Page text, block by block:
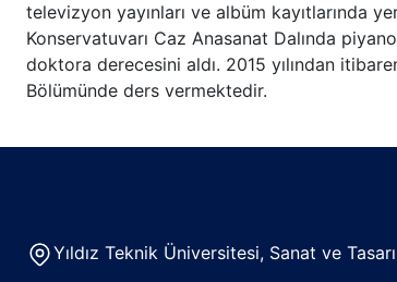
televizyon yayınları ve albüm kayıtlarında
Konservatuvarı Caz Anasanat Dalında
doktora derecesini aldı. 2015 yılından
Bölümünde ders vermektedir.
Yıldız Teknik Üniversitesi, Sanat ve